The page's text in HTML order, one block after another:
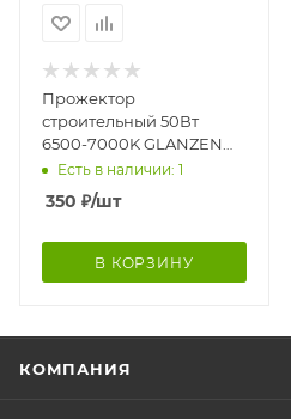
Прожектор
строительный 50Вт
6500-7000K GLANZEN
RPD-0001-50
Есть в наличии: 1
350 ₽/шт
В КОРЗИНУ
КОМПАНИЯ